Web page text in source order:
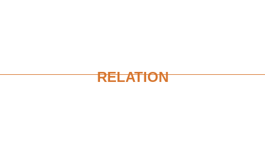
RELATION